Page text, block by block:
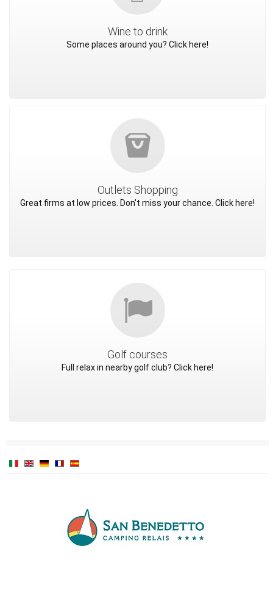
Wine to drink
Some places around you? Click here!
Outlets Shopping
Great firms at low prices. Don't miss your chance. Click here!
Golf courses
Full relax in nearby golf club? Click here!